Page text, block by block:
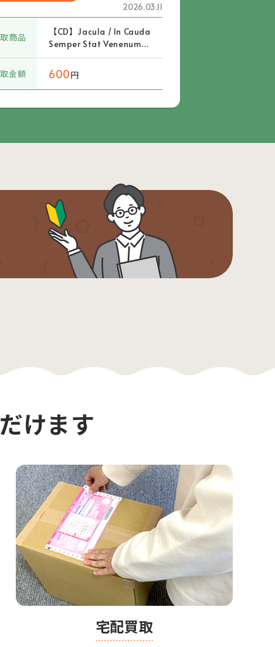
2026.03.11
商品
【CD】Jacula / In Cauda
Semper Stat Venenum
(BWRCD 051-2)
金額
600円
けます
宅配買取